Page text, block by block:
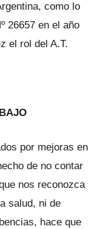
como lo
26657 en el año
el rol del A.T.
por mejoras en
de no contar
nos reconozca
salud, ni de
hace que